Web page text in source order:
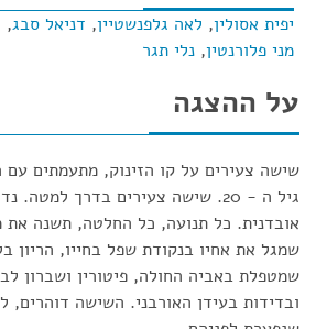
יפית אסולין, לאה גלפנשטיין, דניאל סבג,
מני פלורנטין, נלי תגר
על ההצגה
שישה צעירים על קו הזינוק, מתעמתים עם
גיל ה - 20. שישה צעירים בדרך
אובדנית. כל תנועה, כל החלטה, תשנה את
שמגל את אחיו בנקודת שפל בחייו, הריון
שמטפלת באביה החולה, פיטורין ושברון
ובדידות בעידן האורבני. השישה